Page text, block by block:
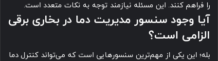
را فراهم کنند. این مسئله نیازمند توجه به نکات متعدد است.
آیا وجود سنسور مدیریت دما در بخاری برقی
الزامی است؟
بله؛ این یکی از مهم‌ترین سنسورهایی است که می‌تواند کنترل دما